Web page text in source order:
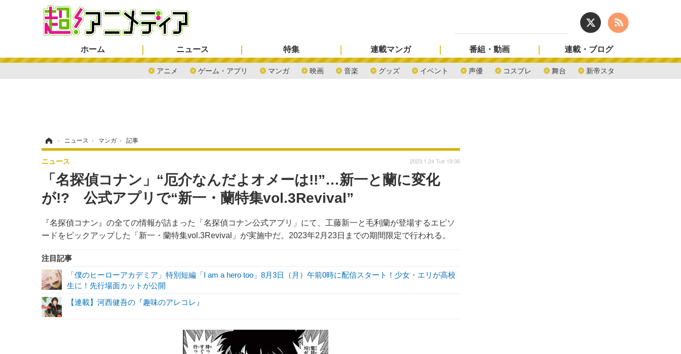
ホーム ニュース
アニメ ゲーム・アプリ マンガ 映画 音楽 グッズ イベント 声優 コスプレ 舞台 新帝スタ
特集 連載マンガ 番組・動画 連載・ブログ
› ニュース › マンガ › 記事
「名探偵コナン」“厄介なんだよオメーは!!”…新一と蘭に変化
が!? 公式アプリで“新一・蘭特集vol.3Revival”
『名探偵コナン』の全ての情報が詰まった「名探偵コナン公式アプリ」にて、工藤新一と毛利蘭が登場するエピソ
ードをピックアップした「新一・蘭特集vol.3Revival」が実施中だ。2023年2月23日までの期間限定で行われる。
ニュース 2023.1.24 Tue 19:36
注目記事
「僕のヒーローアカデミア」特別短編「I am a hero too」8月3日（月）午前0時に配信スタート！少女・エリが高校
生に！先行場面カットが公開
【連載】河西健吾の『趣味のアレコレ』